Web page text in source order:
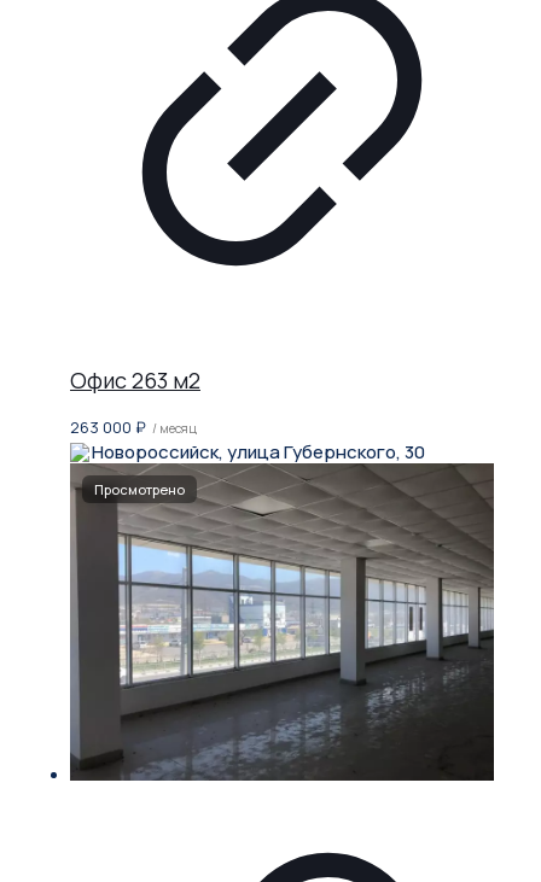
Офис 263 м2
263 000 ₽ / месяц
Новороссийск, улица Губернского, 30